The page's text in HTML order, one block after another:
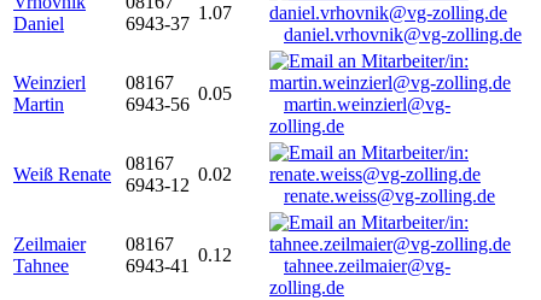
Daniel
6943-37
1.07
daniel.vrhovnik@vg-zolling.de
Weinzierl
Martin
08167
6943-56
0.05
martin.weinzierl@vg-
zolling.de
Weiß Renate
08167
6943-12
0.02
renate.weiss@vg-zolling.de
Zeilmaier
Tahnee
08167
6943-41
0.12
tahnee.zeilmaier@vg-
zolling.de